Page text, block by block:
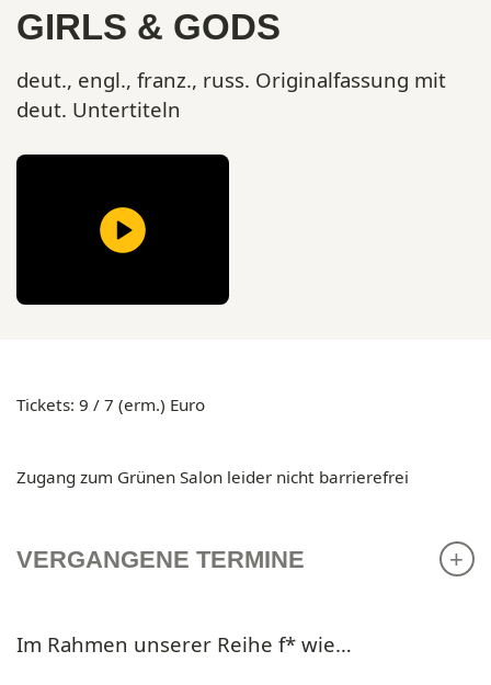
GIRLS & GODS
deut., engl., franz., russ. Originalfassung mit
deut. Untertiteln
Im Rahmen unserer Reihe f* wie…
Tickets: 9 / 7 (erm.) Euro
Zugang zum Grünen Salon leider nicht barrierefrei
VERGANGENE TERMINE